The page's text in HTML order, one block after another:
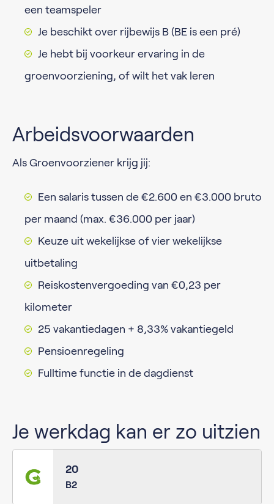
een teamspeler
Je beschikt over rijbewijs B (BE is een pré)
Je hebt bij voorkeur ervaring in de
groenvoorziening, of wilt het vak leren
Arbeidsvoorwaarden
Als Groenvoorziener krijg jij:
Een salaris tussen de €2.600 en €3.000 bruto
per maand (max. €36.000 per jaar)
Keuze uit wekelijkse of vier wekelijkse
uitbetaling
Reiskostenvergoeding van €0,23 per
kilometer
25 vakantiedagen + 8,33% vakantiegeld
Pensioenregeling
Fulltime functie in de dagdienst
Je werkdag kan er zo uitzien
20
B2